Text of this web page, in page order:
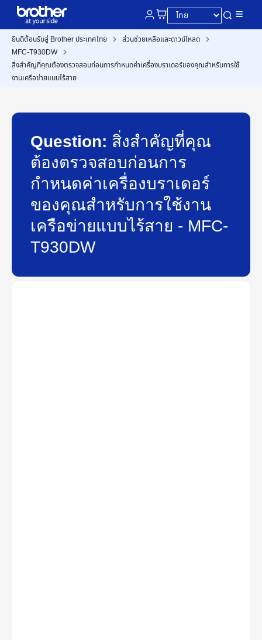
ยินดีต้อนรับสู่ Brother ประเทศไทย
ส่วนช่วยเหลือและดาวน์โหลด
MFC-T930DW
สิ่งสำคัญที่คุณต้องตรวจสอบก่อนการกำหนดค่าเครื่องบราเดอร์ของคุณสำหรับการใช้
งานเครือข่ายแบบไร้สาย
Question: สิ่งสำคัญที่คุณ
ต้องตรวจสอบก่อนการ
กำหนดค่าเครื่องบราเดอร์
ของคุณสำหรับการใช้งาน
เครือข่ายแบบไร้สาย - MFC-
T930DW